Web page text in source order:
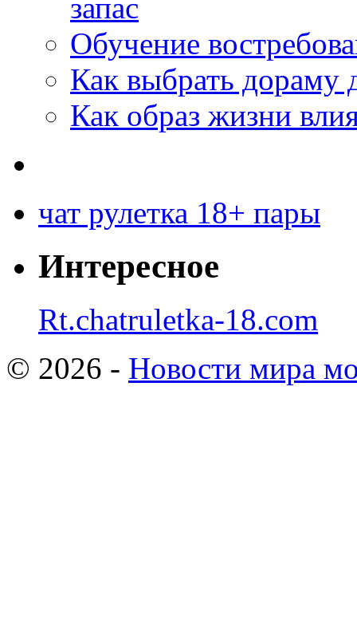
запас
Обучение
Как выбрать дораму
Как образ жизни
чат рулетка 18+ пары
Интересное
Rt.chatruletka-18.com
© 2026 - Новости мира